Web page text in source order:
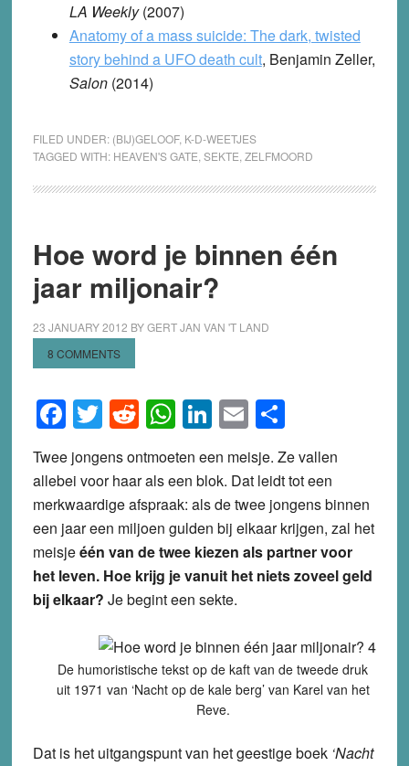
LA Weekly(2007)
Anatomy of a mass suicide: The dark, twisted
story behind a UFO death cult, Benjamin Zeller,
Salon(2014)
FILED UNDER: (BIJ)GELOOF, K-D-WEETJES
TAGGED WITH: HEAVEN'S GATE,SEKTE,ZELFMOORD
Hoe word je binnen één
jaar miljonair?
23 JANUARY 2012 BYGERT JAN VAN 'T LAND
8 COMMENTS
Facebook
Twitter
Reddit
WhatsApp
LinkedIn
EmailShare
Twee jongens ontmoeten een meisje. Ze vallen
allebei voor haar als een blok. Dat leidt tot een
merkwaardige afspraak: als de twee jongens binnen
een jaar een miljoen gulden bij elkaar krijgen, zal het
meisjeéén van de twee kiezen als partner voor
het leven. Hoe krijg je vanuit het niets zoveel geld
bij elkaar? Je begint een sekte.
De humoristische tekst op de kaft van de tweede druk
uit 1971 van ‘Nacht op de kale berg’ van Karel van het
Reve.
Dat is het uitgangspunt van het geestige boek ‘Nacht